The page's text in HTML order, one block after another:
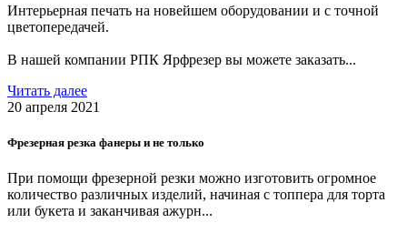
Интерьерная печать на новейшем оборудовании и с точной
цветопередачей.
В нашей компании РПК Ярфрезер вы можете заказать...
Читать далее
20 апреля 2021
Фрезерная резка фанеры и не только
При помощи фрезерной резки можно изготовить огромное
количество различных изделий, начиная с топпера для торта
или букета и заканчивая ажурн...